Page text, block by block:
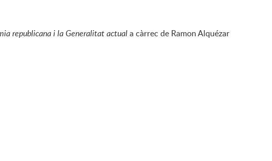
republicana i la Generalitat actuala càrrec de Ramon Alquézar